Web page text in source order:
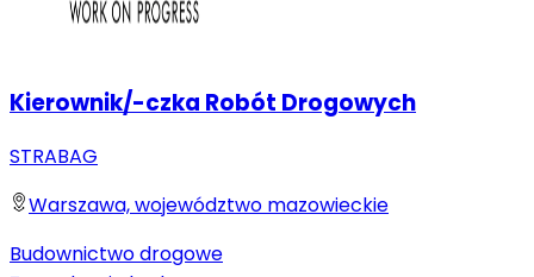
Kierownik/-czka Robót Drogowych
STRABAG
Warszawa, województwo mazowieckie
Budownictwo drogowe